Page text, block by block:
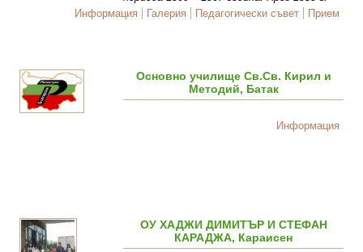
Информация
Галерия Педагогически съвет Прием
Основно училище Св.Св. Кирил и
Методий, Батак
Информация
ОУ ХАДЖИ ДИМИТЪР И СТЕФАН
КАРАДЖА, Караисен